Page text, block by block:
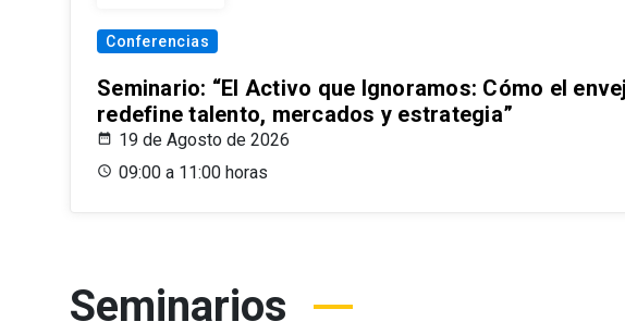
Conferencias
Seminario: “El Activo que Ignoramos: Cómo el
redefine talento, mercados y estrategia”
19 de Agosto de 2026
09:00 a 11:00 horas
Seminarios